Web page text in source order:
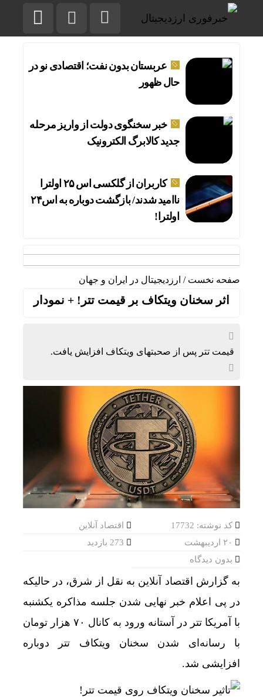
عربستان بدون نفت؛ اقتصادی نو در
حال ظهور
خبر سخنگوی دولت از واریز مرحله
جدید کالابرگ الکترونیک
کاربران از گلکسی اس ۲۵ اولترا
ناامید شدند/ بازگشت دوباره به اس۲۴
اولترا!
صفحه نخست / ارزدیجیتال در ایران و جهان
اثر سخنان ویتکاف بر قیمت تتر! + نمودار
قیمت تتر پس از صحبتهای ویتکاف افزایش یافت.
کد نوشته: 17732
اقتصاد آنلاین
بدون دیدگاه
به گزارش اقتصاد آنلاین به نقل از شرق، در حالیکه
در پی اعلام خبر نهایی شدن جلسه مذاکره یکشنبه
با آمریکا تتر در آستانه ورود به کانال ۷۰ هزار تومان
با رسانه‌ای شدن سخنان ویتکاف تتر دوباره
افزایشی شد.